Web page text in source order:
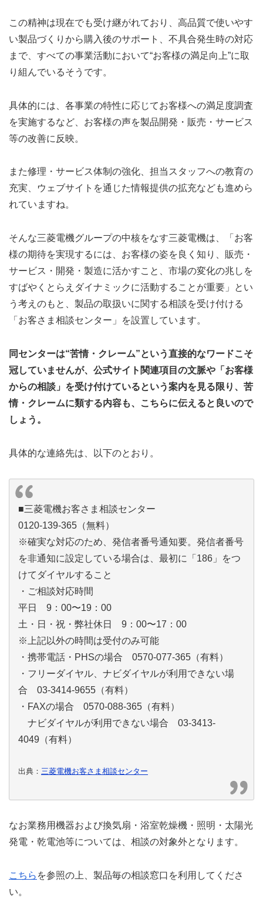
この精神は現在でも受け継がれており、高品質で使いやす
い製品づくりから購入後のサポート、不具合発生時の対応
まで、すべての事業活動において“お客様の満足向上”に取
り組んでいるそうです。
具体的には、各事業の特性に応じてお客様への満足度調査
を実施するなど、お客様の声を製品開発・販売・サービス
等の改善に反映。
また修理・サービス体制の強化、担当スタッフへの教育の
充実、ウェブサイトを通じた情報提供の拡充なども進めら
れていますね。
そんな三菱電機グループの中核をなす三菱電機は、「お客
様の期待を実現するには、お客様の姿を良く知り、販売・
サービス・開発・製造に活かすこと、市場の変化の兆しを
すばやくとらえダイナミックに活動することが重要」とい
う考えのもと、製品の取扱いに関する相談を受け付ける
「お客さま相談センター」を設置しています。
同センターは“苦情・クレーム”という直接的なワードこそ
冠していませんが、公式サイト関連項目の文脈や「お客様
からの相談」を受け付けているという案内を見る限り、苦
情・クレームに類する内容も、こちらに伝えると良いので
しょう。
具体的な連絡先は、以下のとおり。
■三菱電機お客さま相談センター
0120-139-365（無料）
※確実な対応のため、発信者番号通知要。発信者番号
を非通知に設定している場合は、最初に「186」をつ
けてダイヤルすること
・ご相談対応時間
平日 9：00〜19：00
土・日・祝・弊社休日 9：00〜17：00
※上記以外の時間は受付のみ可能
・携帯電話・PHSの場合 0570-077-365（有料）
・フリーダイヤル、ナビダイヤルが利用できない場
合 03-3414-9655（有料）
・FAXの場合 0570-088-365（有料）
ナビダイヤルが利用できない場合 03-3413-
4049（有料）
出典： 三菱電機お客さま相談センター
なお業務用機器および換気扇・浴室乾燥機・照明・太陽光
発電・乾電池等については、相談の対象外となります。
こちら を参照の上、製品毎の相談窓口を利用してくださ
い。